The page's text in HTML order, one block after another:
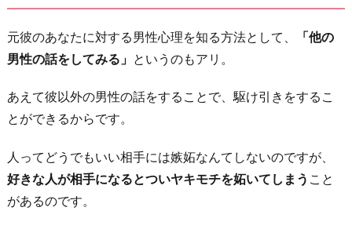
元彼のあなたに対する男性心理を知る方法として、
「他の
男性の話をしてみる」 というのもアリ。
あえて彼以外の男性の話をすることで、駆け引きをするこ
とができるからです。
人ってどうでもいい相手には嫉妬なんてしないのですが、
好きな人が相手になるとついヤキモチを妬いてしまう こと
があるのです。